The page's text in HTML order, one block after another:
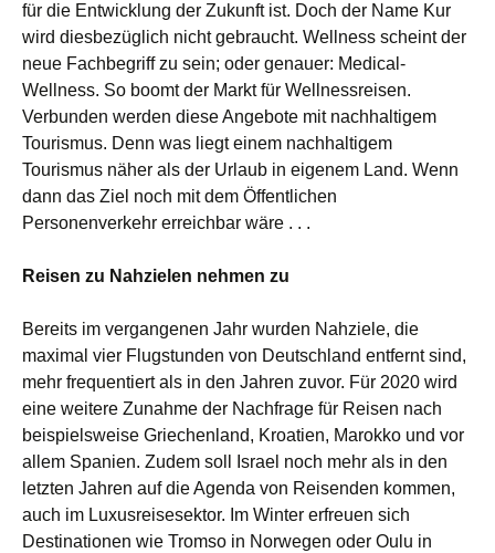
für die Entwicklung der Zukunft ist. Doch der Name Kur
wird diesbezüglich nicht gebraucht. Wellness scheint der
neue Fachbegriff zu sein; oder genauer: Medical-
Wellness. So boomt der Markt für Wellnessreisen.
Verbunden werden diese Angebote mit nachhaltigem
Tourismus. Denn was liegt einem nachhaltigem
Tourismus näher als der Urlaub in eigenem Land. Wenn
dann das Ziel noch mit dem Öffentlichen
Personenverkehr erreichbar wäre . . .
Reisen zu Nahzielen nehmen zu
Bereits im vergangenen Jahr wurden Nahziele, die
maximal vier Flugstunden von Deutschland entfernt sind,
mehr frequentiert als in den Jahren zuvor. Für 2020 wird
eine weitere Zunahme der Nachfrage für Reisen nach
beispielsweise Griechenland, Kroatien, Marokko und vor
allem Spanien. Zudem soll Israel noch mehr als in den
letzten Jahren auf die Agenda von Reisenden kommen,
auch im Luxusreisesektor. Im Winter erfreuen sich
Destinationen wie Tromso in Norwegen oder Oulu in